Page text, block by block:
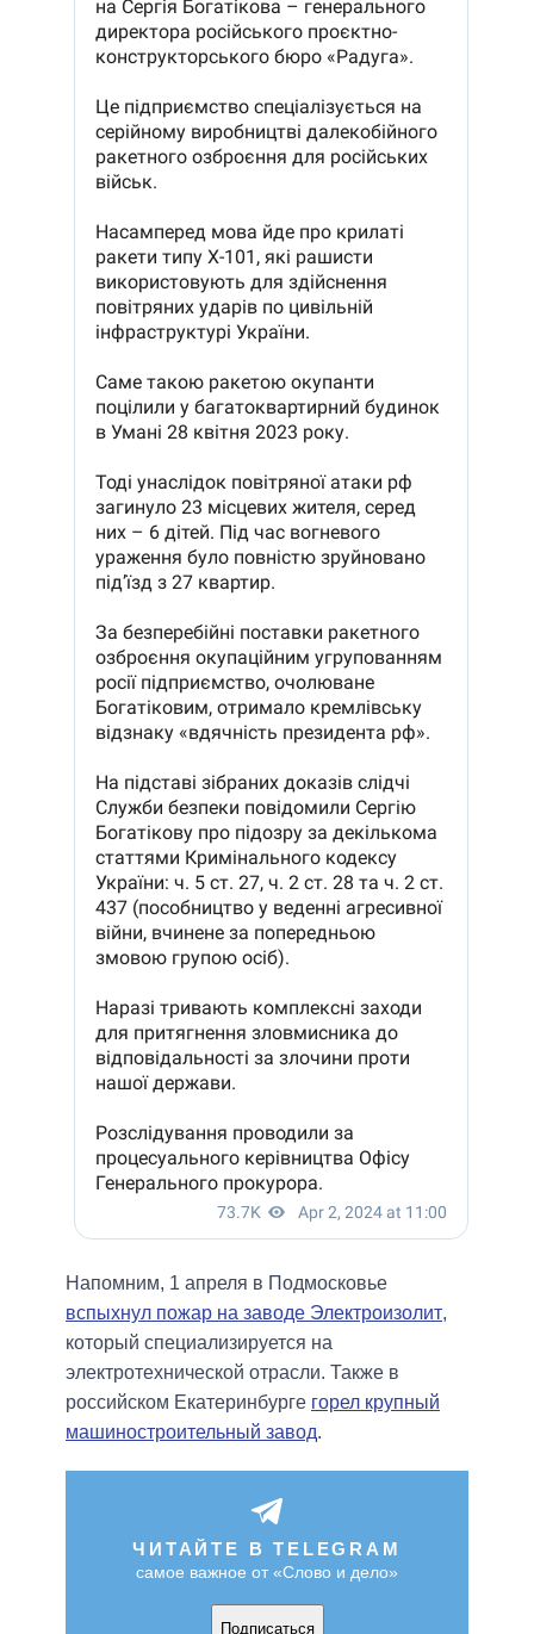
Напомним, 1 апреля в Подмосковье
вспыхнул пожар на заводе Электроизолит,
который специализируется на
электротехнической отрасли. Также в
российском Екатеринбурге горел крупный
машиностроительный завод.
ЧИТАЙТЕ В TELEGRAM
самое важное от «Слово и дело»
Подписаться